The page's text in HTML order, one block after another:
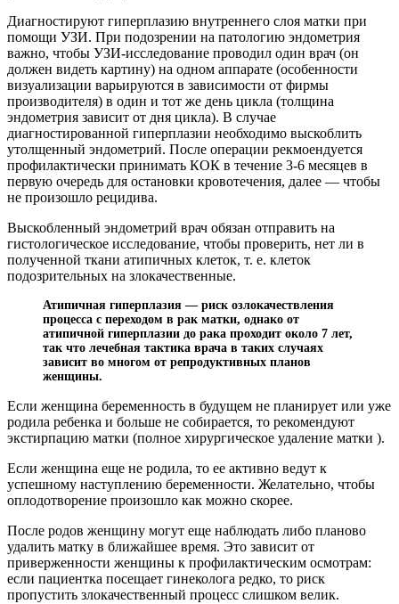
Диагностируют гиперплазию внутреннего слоя матки при
помощи УЗИ. При подозрении на патологию эндометрия
важно, чтобы УЗИ-исследование проводил один врач (он
должен видеть картину) на одном аппарате (особенности
визуализации варьируются в зависимости от фирмы
производителя) в один и тот же день цикла (толщина
эндометрия зависит от дня цикла). В случае
диагностированной гиперплазии необходимо выскоблить
утолщенный эндометрий. После операции рекмоендуется
профилактически принимать КОК в течение 3-6 месяцев в
первую очередь для остановки кровотечения, далее — чтобы
не произошло рецидива.
Выскобленный эндометрий врач обязан отправить на
гистологическое исследование, чтобы проверить, нет ли в
полученной ткани атипичных клеток, т. е. клеток
подозрительных на злокачественные.
Атипичная гиперплазия — риск озлокачествления
процесса с переходом в рак матки, однако от
атипичной гиперплазии до рака проходит около 7 лет,
так что лечебная тактика врача в таких случаях
зависит во многом от репродуктивных планов
женщины.
Если женщина беременность в будущем не планирует или уже
родила ребенка и больше не собирается, то рекомендуют
экстирпацию матки (полное хирургическое удаление матки ).
Если женщина еще не родила, то ее активно ведут к
успешному наступлению беременности. Желательно, чтобы
оплодотворение произошло как можно скорее.
После родов женщину могут еще наблюдать либо планово
удалить матку в ближайшее время. Это зависит от
приверженности женщины к профилактическим осмотрам:
если пациентка посещает гинеколога редко, то риск
пропустить злокачественный процесс слишком велик.